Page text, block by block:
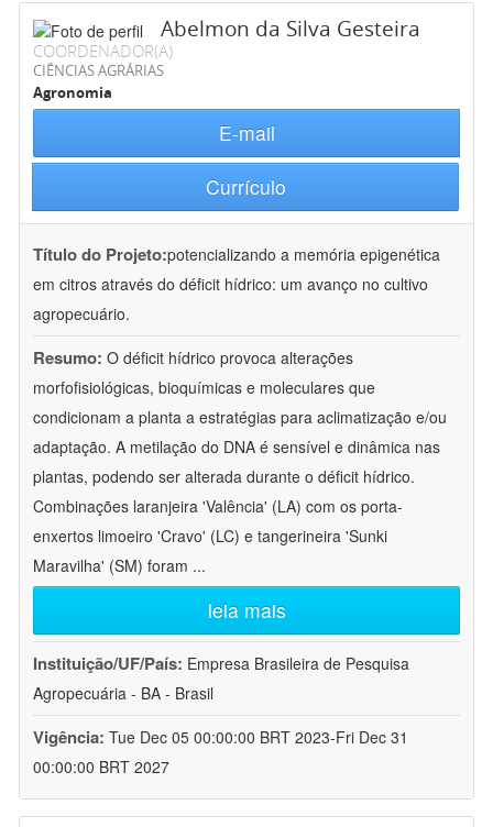
Abelmon da Silva Gesteira
COORDENADOR(A)
CIÊNCIAS AGRÁRIAS
Agronomia
E-mail
Currículo
Título do Projeto:potencializando a memória epigenética
em citros através do déficit hídrico: um avanço no cultivo
agropecuário.
Resumo: O déficit hídrico provoca alterações
morfofisiológicas, bioquímicas e moleculares que
condicionam a planta a estratégias para aclimatização e/ou
adaptação. A metilação do DNA é sensível e dinâmica nas
plantas, podendo ser alterada durante o déficit hídrico.
Combinações laranjeira 'Valência' (LA) com os porta-
enxertos limoeiro 'Cravo' (LC) e tangerineira 'Sunki
Maravilha' (SM) foram ...
leia mais
Instituição/UF/País: Empresa Brasileira de Pesquisa
Agropecuária - BA - Brasil
Vigência: Tue Dec 05 00:00:00 BRT 2023-Fri Dec 31
00:00:00 BRT 2027